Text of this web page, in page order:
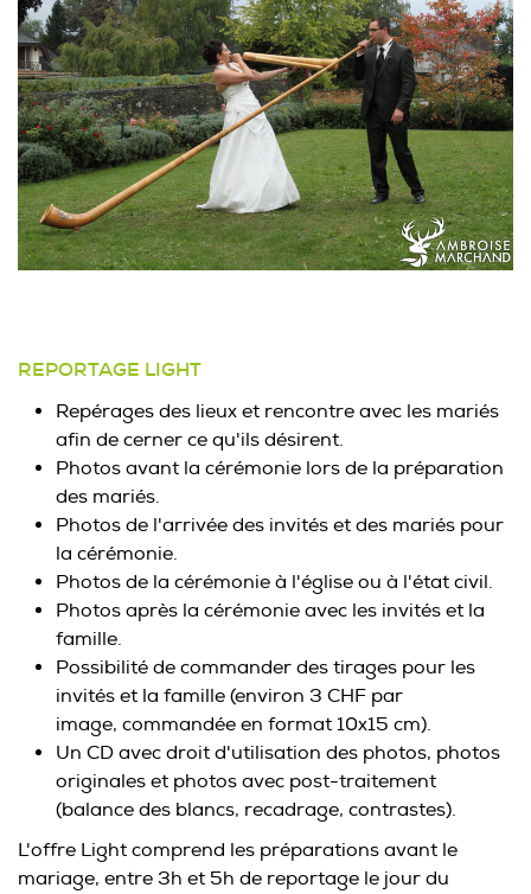
REPORTAGE LIGHT
Repérages des lieux et rencontre avec les mariés
afin de cerner ce qu'ils désirent.
Photos avant la cérémonie lors de la préparation
des mariés.
Photos de l'arrivée des invités et des mariés pour
la cérémonie.
Photos de la cérémonie à l'église ou à l'état civil.
Photos après la cérémonie avec les invités et la
famille.
Possibilité de commander des tirages pour les
invités et la famille (environ 3 CHF par
image, commandée en format 10x15 cm).
Un CD avec droit d'utilisation des photos, photos
originales et photos avec post-traitement
(balance des blancs, recadrage, contrastes).
L'offre Light comprend les préparations avant le
mariage, entre 3h et 5h de reportage le jour du